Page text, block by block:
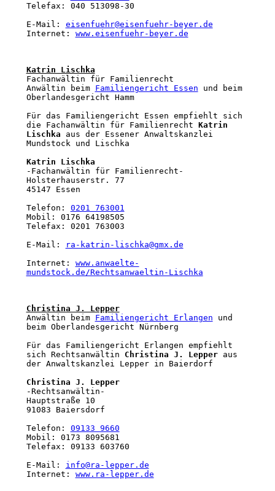
Telefax: 040 513098-30
E-Mail: eisenfuehr@eisenfuehr-beyer.de
Internet: www.eisenfuehr-beyer.de
Katrin Lischka
Fachanwältin für Familienrecht
Anwältin beim Familiengericht Essen und beim
Oberlandesgericht Hamm
Für das Familiengericht Essen empfiehlt sich
die Fachanwältin für Familienrecht Katrin
Lischka aus der Essener Anwaltskanzlei
Mundstock und Lischka
Katrin Lischka
-Fachanwältin für Familienrecht-
Holsterhauserstr. 77
45147 Essen
Telefon: 0201 763001
Mobil: 0176 64198505
Telefax: 0201 763003
E-Mail:
ra-katrin-lischka@gmx.de
Internet: www.anwaelte-
mundstock.de/Rechtsanwaeltin-Lischka
Christina J. Lepper
Anwältin beim Familiengericht Erlangen und
beim Oberlandesgericht Nürnberg
Für das Familiengericht Erlangen empfiehlt
sich Rechtsanwältin Christina J. Lepper aus
der Anwaltskanzlei Lepper in Baierdorf
Christina J. Lepper
-Rechtsanwältin-
Hauptstraße 10
91083 Baiersdorf
Telefon: 09133 9660
Mobil: 0173 8095681
Telefax: 09133 603760
E-Mail: info@ra-lepper.de
Internet: www.ra-lepper.de